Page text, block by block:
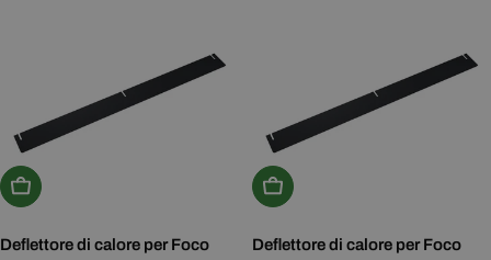
Aggiungi Al Carrello
Deflettore di calore per Foco
Aggiungi Al Carrello
Deflettore di calore per Foco